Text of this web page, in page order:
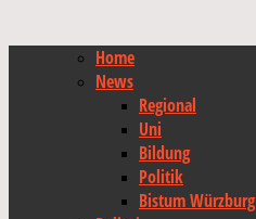
Home
News
Regional
Uni
Bildung
Politik
Bistum Würzburg